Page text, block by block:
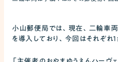
小山郵便局では、現在、二輪車
を導入しており、今回はそれぞれ1